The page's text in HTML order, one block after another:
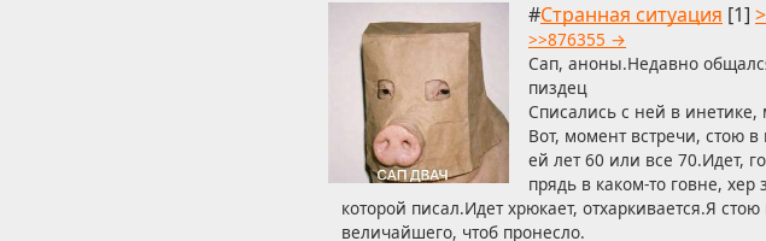
#Странная ситуация [1]
>>876355 →
Сап, аноны.Недавно
пиздец
Списались с ней в инетике,
Вот, момент встречи, стою
ей лет 60 или все 70.Идет,
прядь в каком-то говне, хер
которой писал.Идет хрюкает, отхаркивается.Я
величайшего, чтоб пронесло.